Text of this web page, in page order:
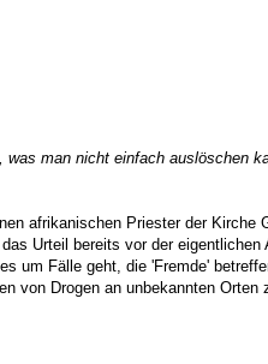
man nicht einfach auslöschen
afrikanischen Priester der
Urteil bereits vor der
Fälle geht, die 'Fremde'
von Drogen an unbekannten